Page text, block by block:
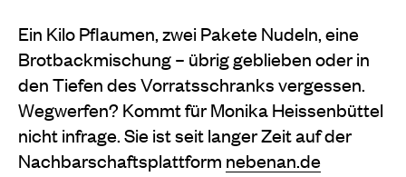
Ein Kilo Pflaumen, zwei Pakete Nudeln, eine
Brotbackmischung – übrig geblieben oder in
den Tiefen des Vorratsschranks vergessen.
Wegwerfen? Kommt für Monika Heissenbüttel
nicht infrage. Sie ist seit langer Zeit auf der
Nachbarschaftsplattform nebenan.de